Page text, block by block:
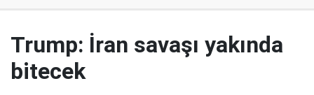
Trump: İran savaşı yakında
bitecek